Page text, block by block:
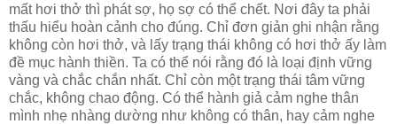
mất hơi thở thì phát sợ, họ sợ có thể chết. Nơi đây ta phải
thấu hiểu hoàn cảnh cho đúng. Chỉ đơn giản ghi nhận rằng
không còn hơi thở, và lấy trạng thái không có hơi thở ấy làm
đề mục hành thiền. Ta có thể nói rằng đó là loại định vững
vàng và chắc chắn nhất. Chỉ còn một trạng thái tâm vững
chắc, không chao động. Có thể hành giả cảm nghe thân
mình nhẹ nhàng dường như không có thân, hay cảm nghe